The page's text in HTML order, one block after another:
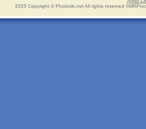
2025 Copyright © Photoski.net All rights reserved